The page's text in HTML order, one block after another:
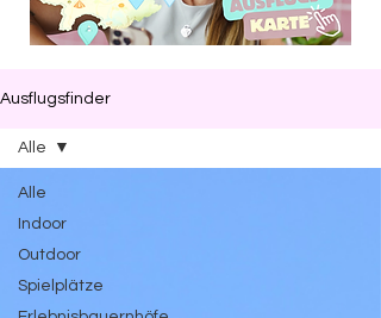
Ausflugsfinder
Alle
Indoor
Outdoor
Spielplätze
Alle